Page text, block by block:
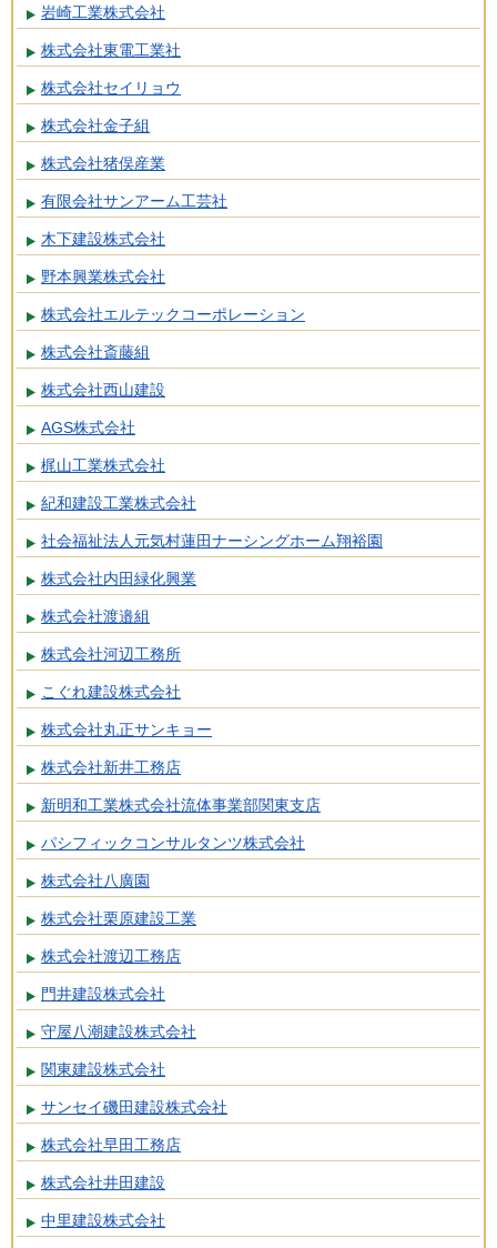
岩崎工業株式会社
株式会社東電工業社
株式会社セイリョウ
株式会社金子組
株式会社猪俣産業
有限会社サンアーム工芸社
木下建設株式会社
野本興業株式会社
株式会社エルテックコーポレーション
株式会社斎藤組
株式会社西山建設
AGS株式会社
梶山工業株式会社
紀和建設工業株式会社
社会福祉法人元気村蓮田ナーシングホーム翔裕園
株式会社内田緑化興業
株式会社渡邉組
株式会社河辺工務所
こぐれ建設株式会社
株式会社丸正サンキョー
株式会社新井工務店
新明和工業株式会社流体事業部関東支店
パシフィックコンサルタンツ株式会社
株式会社八廣園
株式会社栗原建設工業
株式会社渡辺工務店
門井建設株式会社
守屋八潮建設株式会社
関東建設株式会社
サンセイ磯田建設株式会社
株式会社早田工務店
株式会社井田建設
中里建設株式会社